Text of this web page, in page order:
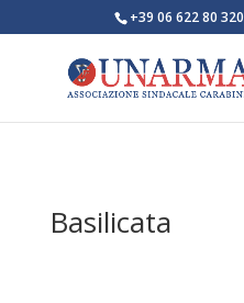
+39 06 622 80 320
Basilicata